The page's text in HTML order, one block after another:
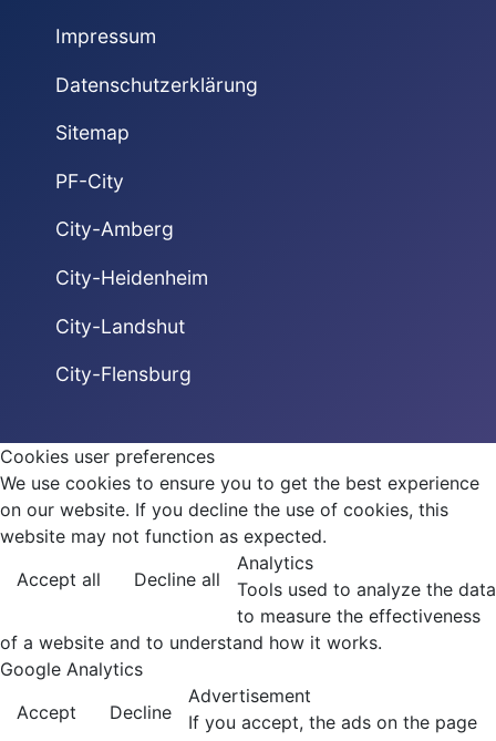
Impressum
Datenschutzerklärung
Sitemap
PF-City
City-Amberg
City-Heidenheim
City-Landshut
City-Flensburg
Cookies user preferences
We use cookies to ensure you to get the best experience
on our website. If you decline the use of cookies, this
website may not function as expected.
Accept all
Decline all
Analytics
Tools used to analyze the data
to measure the effectiveness
of a website and to understand how it works.
Google Analytics
Accept
Decline
Advertisement
If you accept, the ads on the page